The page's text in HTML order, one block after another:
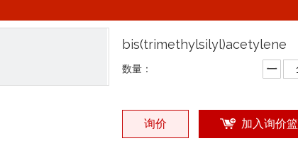
bis(trimethylsilyl)acetylene
数量：
询价 加入询价篮